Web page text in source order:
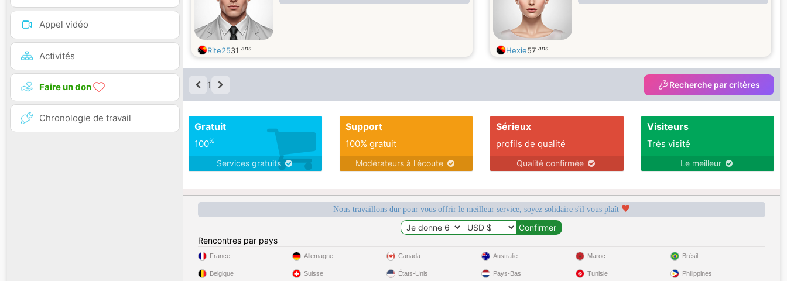
Appel vidéo
Activités
Faire un don
Chronologie de travail
Rite2531 ans Hexie57 ans
1 Recherche par critères
Gratuit
100%
Services gratuits
Support
100% gratuit
Modérateurs à l'écoute
Sérieux
profils de qualité
Qualité confirmée
Visiteurs
Très visité
Le meilleur
Nous travaillons dur pour vous offrir le meilleur service, soyez solidaire s'il vous plaît
Rencontres par pays
France
Belgique
Allemagne
Suisse
Canada
États-Unis
Australie
Pays-Bas
Maroc
Tunisie
Brésil
Philippines